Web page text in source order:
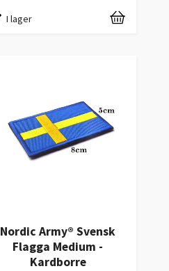
I lager
Nordic Army® Svensk
Flagga Medium -
Kardborre